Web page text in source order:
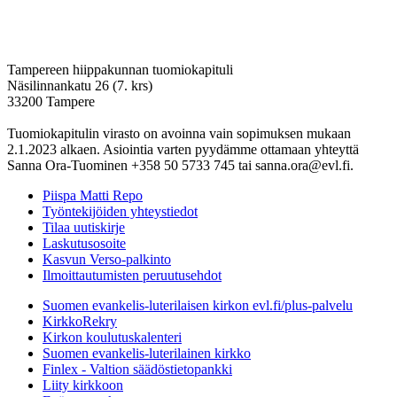
Tampereen hiippakunnan tuomiokapituli
Näsilinnankatu 26 (7. krs)
33200 Tampere
Tuomiokapitulin virasto on avoinna vain sopimuksen mukaan
2.1.2023 alkaen. Asiointia varten pyydämme ottamaan yhteyttä
Sanna Ora-Tuominen +358 50 5733 745 tai sanna.ora@evl.fi.
Piispa Matti Repo
Työntekijöiden yhteystiedot
Tilaa uutiskirje
Laskutusosoite
Kasvun Verso-palkinto
Ilmoittautumisten peruutusehdot
Suomen evankelis-luterilaisen kirkon evl.fi/plus-palvelu
KirkkoRekry
Kirkon koulutuskalenteri
Suomen evankelis-luterilainen kirkko
Finlex - Valtion säädöstietopankki
Liity kirkkoon